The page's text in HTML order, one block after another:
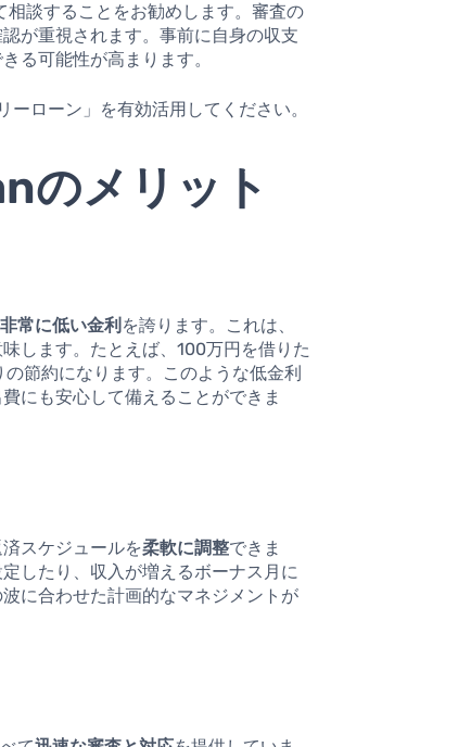
談することをお勧めします。審査の
が重視されます。事前に自身の収支
る可能性が高まります。
ローン」を有効活用してください。
のメリット
非常に低い金利 を誇ります。これは、
します。たとえば、100万円を借りた
節約になります。このような低金利
にも安心して備えることができま
スケジュールを柔軟に調整できま
したり、収入が増えるボーナス月に
に合わせた計画的なマネジメントが